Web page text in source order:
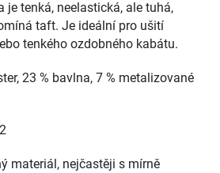
je tenká, neelastická, ale tuhá,
taft. Je ideální pro ušití
tenkého ozdobného kabátu.
23 % bavlna, 7 % metalizované
materiál, nejčastěji s mírně